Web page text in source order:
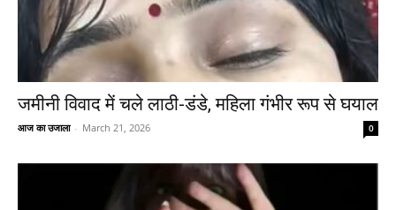
जमीनी विवाद में चले लाठी-डंडे, महिला गंभीर रूप से घयाल
आज का उजाला - March 21, 2026 0